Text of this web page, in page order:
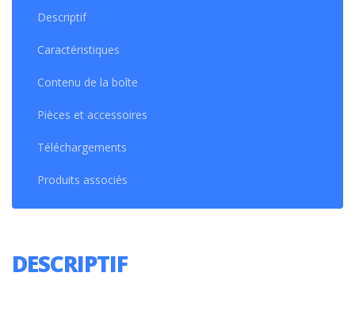
Descriptif
Caractéristiques
Contenu de la boîte
Pièces et accessoires
Téléchargements
Produits associés
DESCRIPTIF